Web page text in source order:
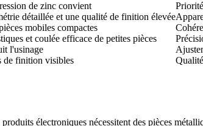
de zinc convient
détaillée et une qualité de finition élevée
mobiles compactes
et coulée efficace de petites pièces
l'usinage
de finition visibles
électroniques nécessitent des pièces